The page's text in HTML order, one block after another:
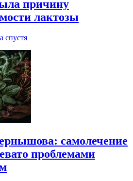
причину
лактозы
спустя
самолечение
проблемами